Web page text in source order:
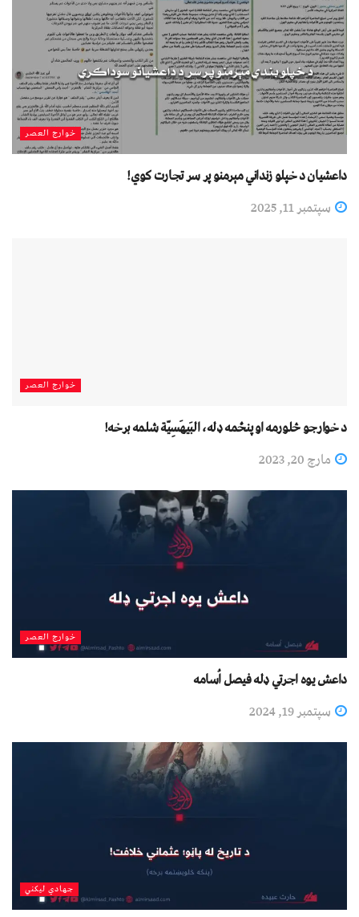
خوارج العصر
داعشیان د خپلو زنداني مېرمنو پر سر تجارت کوي!
سپتمبر 11, 2025
خوارج العصر
د خوارجو څلورمه او پنځمه ډله، البَيهَسِيّة شلمه برخه!
مارچ 20, 2023
خوارج العصر
داعش یوه اجرتي ډله فیصل اُسامه
سپتمبر 19, 2024
جهادي لیکني